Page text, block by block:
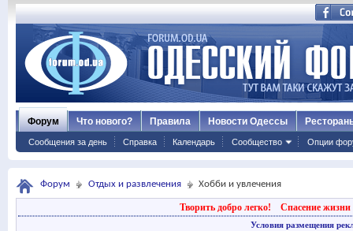
Форум
Сообщения за день Справка Календарь Сообщество Опции
Что нового? Правила Новости Одессы
Форум Отдых и развлечения Хобби и увлечения
Творить добро легко! Спасение жизни
Условия размещения